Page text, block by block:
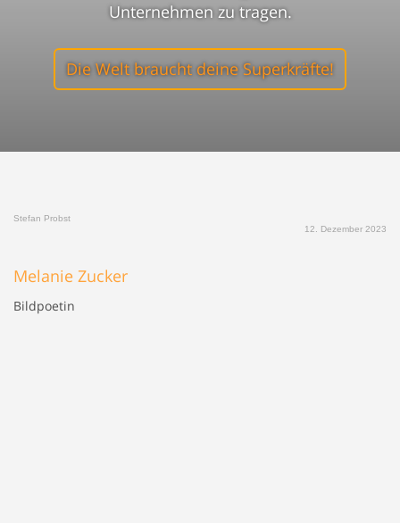
Unternehmen zu tragen.
Die Welt braucht deine Superkräfte!
Stefan Probst
12. Dezember 2023
Melanie Zucker
Bildpoetin